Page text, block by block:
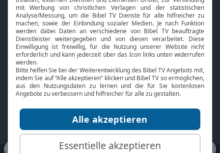
Bibelthek Online-Bibel
Nächster Gottesdienst
Bibel TV
Über uns
Jobs
Mediadaten
Service
Kontakt
TV-Empfang